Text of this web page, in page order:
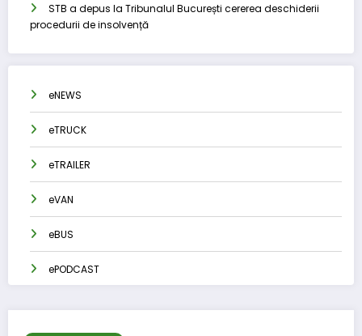
STB a depus la Tribunalul București cererea deschiderii
procedurii de insolvență
eNEWS
eTRUCK
eTRAILER
eVAN
eBUS
ePODCAST